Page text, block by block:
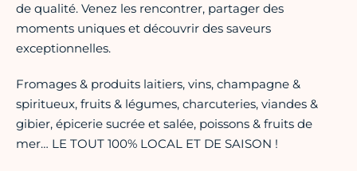
de qualité. Venez les rencontrer, partager des
moments uniques et découvrir des saveurs
exceptionnelles.
Fromages & produits laitiers, vins, champagne &
spiritueux, fruits & légumes, charcuteries, viandes &
gibier, épicerie sucrée et salée, poissons & fruits de
mer… LE TOUT 100% LOCAL ET DE SAISON !